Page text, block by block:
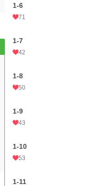
1-6
71
1-7
42
1-8
50
1-9
43
1-10
53
1-11